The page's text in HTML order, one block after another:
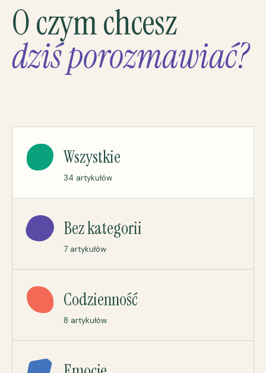
O czym chcesz
dziś porozmawiać?
Wszystkie
34 artykułów
Bez kategorii
7 artykułów
Codzienność
8 artykułów